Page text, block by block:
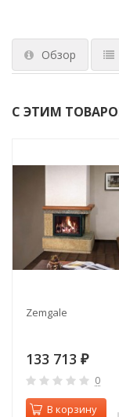
Обзор
С ЭТИМ
Zemgale
133 713 ₽
0
В корзину